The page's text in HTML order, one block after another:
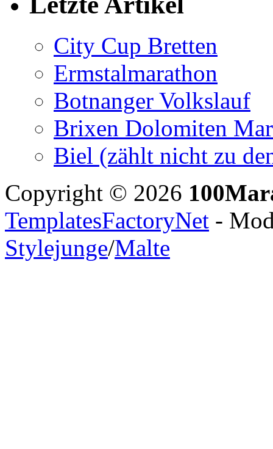
City Cup Bretten
Ermstalmarathon
Botnanger Volkslauf
Brixen Dolomiten
Biel (zählt nicht zu
Copyright © 2026
TemplatesFactoryNet -
Stylejunge/Malte